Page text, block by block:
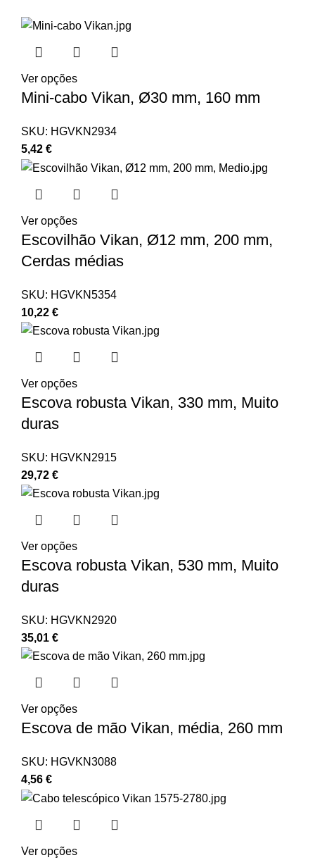
Ver opções
Mini-cabo Vikan, Ø30 mm, 160 mm
SKU: HGVKN2934
5,42 €
Ver opções
Escovilhão Vikan, Ø12 mm, 200 mm,
Cerdas médias
SKU: HGVKN5354
10,22 €
Ver opções
Escova robusta Vikan, 330 mm, Muito
duras
SKU: HGVKN2915
29,72 €
Ver opções
Escova robusta Vikan, 530 mm, Muito
duras
SKU: HGVKN2920
35,01 €
Ver opções
Escova de mão Vikan, média, 260 mm
SKU: HGVKN3088
4,56 €
Ver opções